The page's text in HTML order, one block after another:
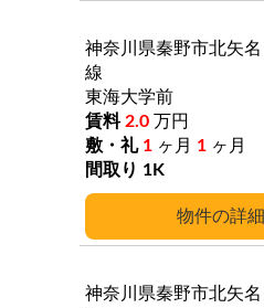
詳細
神奈川県秦野市北矢名
線
東海大学前
2.0 万円
1 ヶ月 1 ヶ月
1K
神奈川県秦野市北矢名